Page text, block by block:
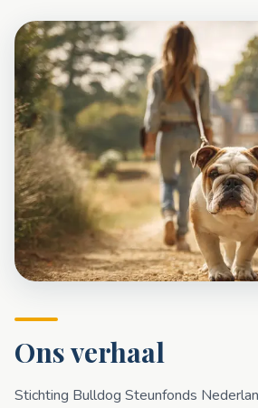
Doneer nu
Ons verhaal
Stichting Bulldog Steunfonds